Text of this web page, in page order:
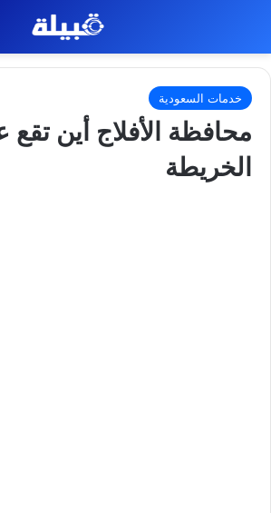
خدمات السعودية
محافظة الأفلاج أين تقع
الخريطة